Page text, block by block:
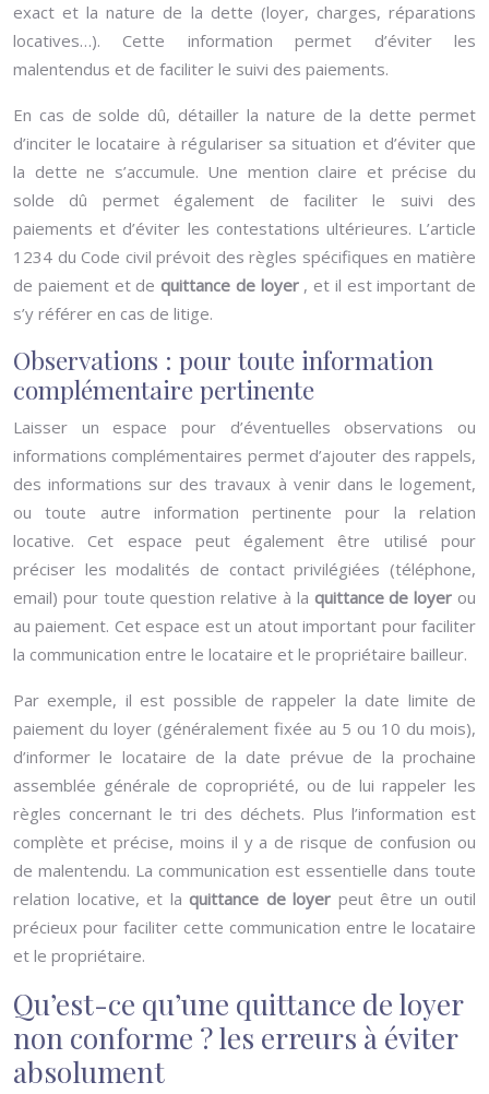
exact et la nature de la dette (loyer, charges, réparations
locatives…). Cette information permet d’éviter les
malentendus et de faciliter le suivi des paiements.
En cas de solde dû, détailler la nature de la dette permet
d’inciter le locataire à régulariser sa situation et d’éviter que
la dette ne s’accumule. Une mention claire et précise du
solde dû permet également de faciliter le suivi des
paiements et d’éviter les contestations ultérieures. L’article
1234 du Code civil prévoit des règles spécifiques en matière
de paiement et de quittance de loyer , et il est important de
s’y référer en cas de litige.
Observations : pour toute information
complémentaire pertinente
Laisser un espace pour d’éventuelles observations ou
informations complémentaires permet d’ajouter des rappels,
des informations sur des travaux à venir dans le logement,
ou toute autre information pertinente pour la relation
locative. Cet espace peut également être utilisé pour
préciser les modalités de contact privilégiées (téléphone,
email) pour toute question relative à la quittance de loyer ou
au paiement. Cet espace est un atout important pour faciliter
la communication entre le locataire et le propriétaire bailleur.
Par exemple, il est possible de rappeler la date limite de
paiement du loyer (généralement fixée au 5 ou 10 du mois),
d’informer le locataire de la date prévue de la prochaine
assemblée générale de copropriété, ou de lui rappeler les
règles concernant le tri des déchets. Plus l’information est
complète et précise, moins il y a de risque de confusion ou
de malentendu. La communication est essentielle dans toute
relation locative, et la quittance de loyer peut être un outil
précieux pour faciliter cette communication entre le locataire
et le propriétaire.
Qu’est-ce qu’une quittance de loyer
non conforme ? les erreurs à éviter
absolument